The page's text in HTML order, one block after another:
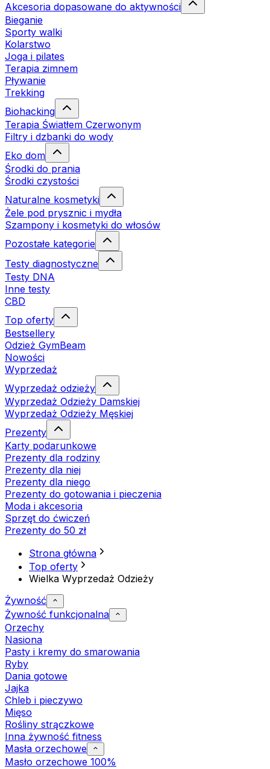
Akcesoria dopasowane do aktywności
Bieganie
Sporty walki
Kolarstwo
Joga i pilates
Terapia zimnem
Pływanie
Trekking
Biohacking
Terapia Światłem Czerwonym
Filtry i dzbanki do wody
Eko dom
Środki do prania
Środki czystości
Naturalne kosmetyki
Żele pod prysznic i mydła
Szampony i kosmetyki do włosów
Pozostałe kategorie
Testy diagnostyczne
Testy DNA
Inne testy
CBD
Top oferty
Bestsellery
Odzież GymBeam
Nowości
Wyprzedaż
Wyprzedaż odzieży
Wyprzedaż Odzieży Damskiej
Wyprzedaż Odzieży Męskiej
Prezenty
Karty podarunkowe
Prezenty dla rodziny
Prezenty dla niej
Prezenty dla niego
Prezenty do gotowania i pieczenia
Moda i akcesoria
Sprzęt do ćwiczeń
Prezenty do 50 zł
Strona główna
Top oferty
Wielka Wyprzedaż Odzieży
Żywność
Żywność funkcjonalna
Orzechy
Nasiona
Pasty i kremy do smarowania
Ryby
Dania gotowe
Jajka
Chleb i pieczywo
Mięso
Rośliny strączkowe
Inna żywność fitness
Masła orzechowe
Masło orzechowe 100%